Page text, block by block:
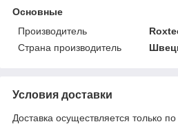
Основные
Производитель
Страна производитель
Условия доставки
Доставка осуществляется только